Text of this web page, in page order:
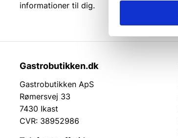
informationer til dig.
Gastrobutikken.dk
Gastrobutikken ApS
Rømersvej 33
7430 Ikast
CVR: 38952986